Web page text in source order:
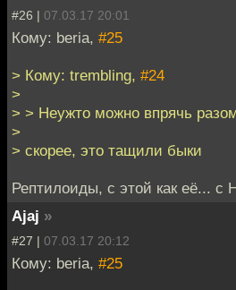
#26 | 07.03.17 20:01
Кому: beria, #25
> Кому: trembling, #24
>
> > Неужто можно впрячь
>
> скорее, это тащили быки
Рептилоиды, с этой как её... с
Ajaj »
#27 | 07.03.17 20:12
Кому: beria, #25